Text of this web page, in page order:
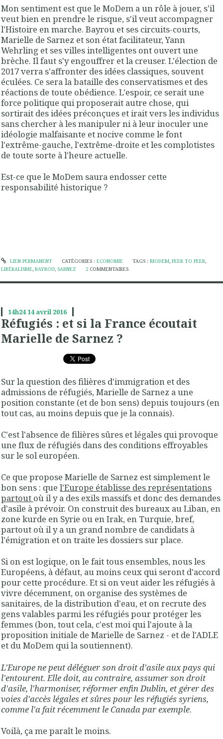
Mon sentiment est que le MoDem a un rôle à jouer, s'il
veut bien en prendre le risque, s'il veut accompagner
l'Histoire en marche. Bayrou et ses circuits-courts,
Marielle de Sarnez et son état facilitateur, Yann
Wehrling et ses villes intelligentes ont ouvert une
brèche. Il faut s'y engouffrer et la creuser. L'élection de
2017 verra s'affronter des idées classiques, souvent
éculées. Ce sera la bataille des conservatismes et des
réactions de toute obédience. L'espoir, ce serait une
force politique qui proposerait autre chose, qui
sortirait des idées préconçues et irait vers les individus
sans chercher à les manipuler ni à leur inoculer une
idéologie malfaisante et nocive comme le font
l'extrême-gauche, l'extrême-droite et les complotistes
de toute sorte à l'heure actuelle.
Est-ce que le MoDem saura endosser cette
responsabilité historique ?
LIEN PERMANENT CATÉGORIES : ECONOMIE TAGS :MODEM,PEER TO PEER,
LIBÉRALISME, BAYROU, SARNEZ 2 COMMENTAIRES
14h2414 avril 2016
Réfugiés : et si la France écoutait
Marielle de Sarnez ?
Sur la question des filières d'immigration et des
admissions de réfugiés, Marielle de Sarnez a une
position constante (et de bon sens) depuis toujours (en
tout cas, au moins depuis que je la connais).
C'est l'absence de filières sûres et légales qui provoque
une flux de réfugiés dans des conditions effroyables
sur le sol européen.
Ce que propose Marielle de Sarnez est simplement le
bon sens : que l'Europe établisse des représentations
partout où il y a des exils massifs et donc des demandes
d'asile à prévoir. On construit des bureaux au Liban, en
zone kurde en Syrie ou en Irak, en Turquie, bref,
partout où il y a un grand nombre de candidats à
l'émigration et on traite les dossiers sur place.
Si on est logique, on le fait tous ensembles, nous les
Européens, à défaut, au moins ceux qui seront d'accord
pour cette procédure. Et si on veut aider les réfugiés à
vivre décemment, on organise des systèmes de
sanitaires, de la distribution d'eau, et on recrute des
gens valables parmi les réfugiés pour protéger les
femmes (bon, tout cela, c'est moi qui l'ajoute à la
proposition initiale de Marielle de Sarnez - et de l'ADLE
et du MoDem qui la soutiennent).
L'Europe ne peut déléguer son droit d'asile aux pays qui
l'entourent. Elle doit, au contraire, assumer son droit
d'asile, l'harmoniser, réformer enfin Dublin, et gérer des
voies d'accès légales et sûres pour les réfugiés syriens,
comme l'a fait récemment le Canada par exemple.
Voilà, ça me paraît le moins.